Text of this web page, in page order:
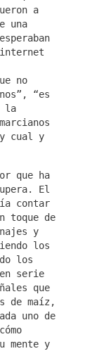
a
una
internet
no
“es
la
cual y
que ha
El
contar
toque de
y
los
los
serie
que
de maíz,
uno de
mente y